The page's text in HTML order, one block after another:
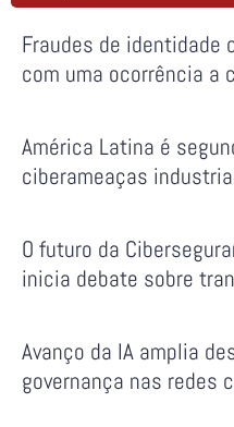
Fraudes de identidade
com uma ocorrência a
América Latina é
ciberameaças
O futuro da
inicia debate sobre
Avanço da IA amplia
governança nas redes